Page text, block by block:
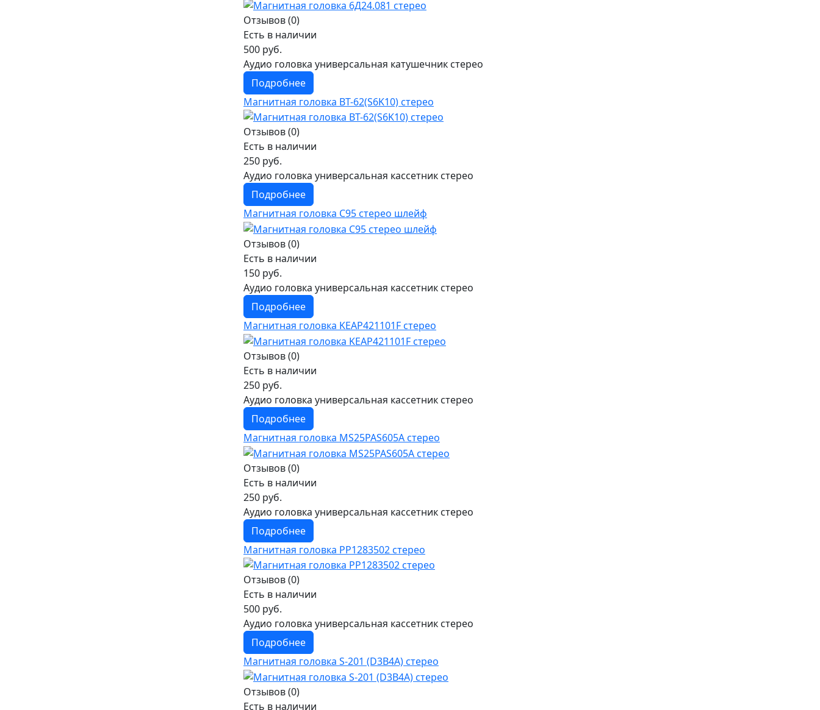
Отзывов (0)
Есть в наличии
500 руб.
Аудио головка универсальная катушечник стерео
Подробнее
Магнитная головка BT-62(S6K10) стерео
Отзывов (0)
Есть в наличии
250 руб.
Аудио головка универсальная кассетник стерео
Подробнее
Магнитная головка C95 стерео шлейф
Отзывов (0)
Есть в наличии
150 руб.
Аудио головка универсальная кассетник стерео
Подробнее
Магнитная головка KEAP421101F стерео
Отзывов (0)
Есть в наличии
250 руб.
Аудио головка универсальная кассетник стерео
Подробнее
Магнитная головка MS25PAS605A стерео
Отзывов (0)
Есть в наличии
250 руб.
Аудио головка универсальная кассетник стерео
Подробнее
Магнитная головка PP1283502 стерео
Отзывов (0)
Есть в наличии
500 руб.
Аудио головка универсальная кассетник стерео
Подробнее
Магнитная головка S-201 (D3B4A) стерео
Отзывов (0)
Есть в наличии